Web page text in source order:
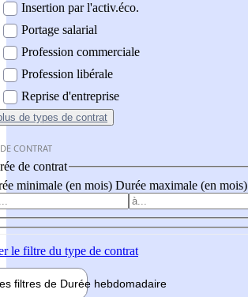
Insertion par l'activ.éco.
Portage salarial
Profession commerciale
Profession libérale
Reprise d'entreprise
de types de contrat
CONTRAT
de contrat
minimale (en mois) Durée maximale (en mois)
le filtre du type de contrat
filtres de Durée hebdomadaire